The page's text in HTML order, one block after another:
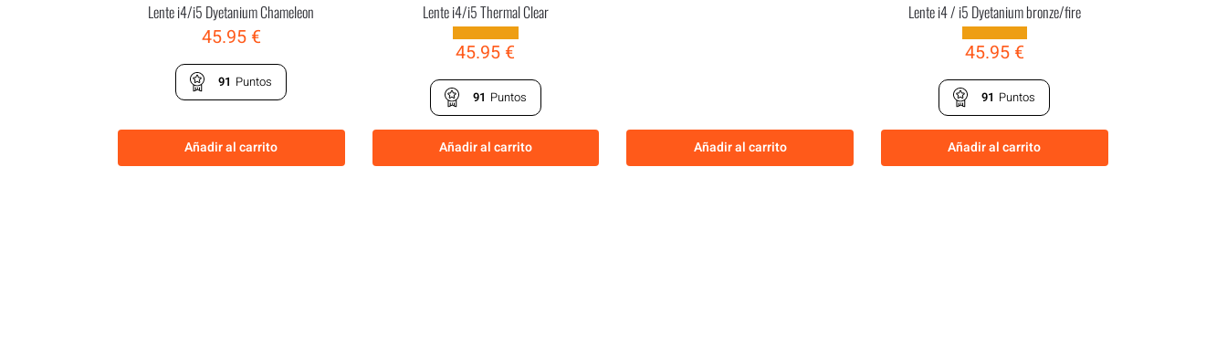
Lente i4/i5 Dyetanium Chameleon
45.95 €
91 Puntos
Añadir al carrito
Lente i4/i5 Thermal Clear
45.95 €
91 Puntos
Añadir al carrito Añadir al carrito
Lente i4 / i5 Dyetanium bronze/fire
45.95 €
91 Puntos
Añadir al carrito